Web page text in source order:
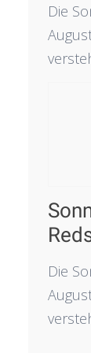
Die
Die